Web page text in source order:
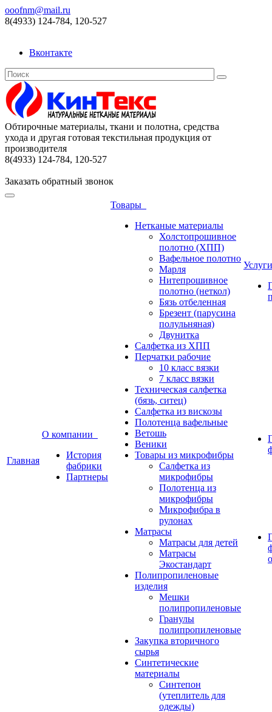
ooofnm@mail.ru
8(4933) 124-784, 120-527
Вконтакте
Обтирочные материалы, ткани и полотна, средства
ухода и другая готовая текстильная продукция от
производителя
8(4933) 124-784, 120-527
Заказать обратный звонок
Главная
О компании
История
фабрики
Партнеры
Товары
Нетканые материалы
Холстопрошивное
полотно (ХПП)
Вафельное полотно
Марля
Нитепрошивное
полотно (неткол)
Бязь отбеленная
Брезент (парусина
полульняная)
Двунитка
Салфетка из ХПП
Перчатки рабочие
10 класс вязки
7 класс вязки
Техническая салфетка
(бязь, ситец)
Салфетка из вискозы
Полотенца вафельные
Ветошь
Веники
Товары из микрофибры
Салфетка из
микрофибры
Полотенца из
микрофибры
Микрофибра в
рулонах
Матрасы
Матрасы для детей
Матрасы
Экостандарт
Полипропиленовые
изделия
Мешки
полипропиленовые
Гранулы
полипропиленовые
Закупка вторичного
сырья
Синтетические
материалы
Синтепон
(утеплитель для
одежды)